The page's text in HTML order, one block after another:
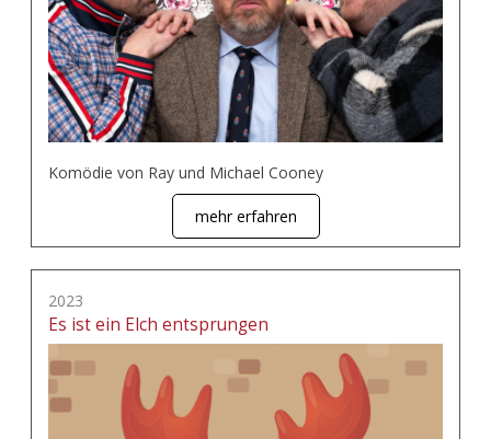
Komödie von Ray und Michael Cooney
mehr erfahren
2023
Es ist ein Elch entsprungen